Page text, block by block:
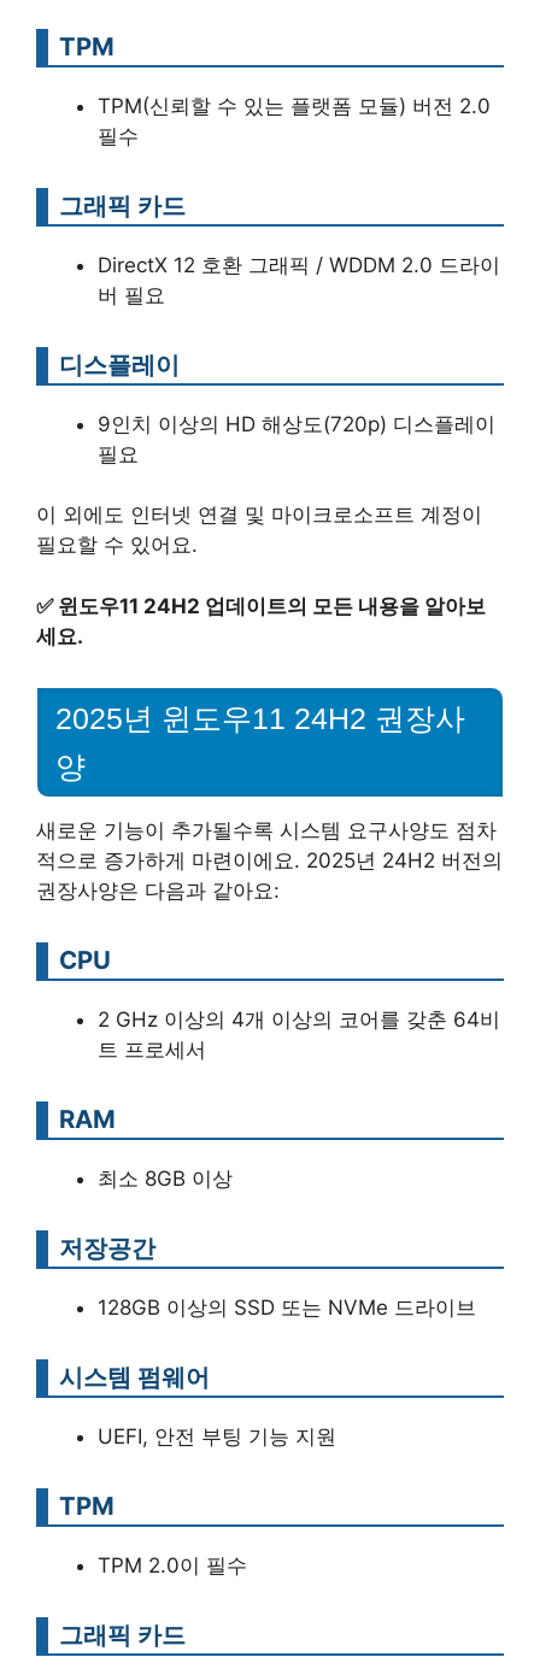
TPM
TPM(신뢰할 수 있는 플랫폼 모듈) 버전 2.0
필수
그래픽 카드
DirectX 12 호환 그래픽 / WDDM 2.0 드라이
버 필요
디스플레이
9인치 이상의 HD 해상도(720p) 디스플레이
필요
이 외에도 인터넷 연결 및 마이크로소프트 계정이
필요할 수 있어요.
✅ 윈도우11 24H2 업데이트의 모든 내용을 알아보
세요.
2025년 윈도우11 24H2 권장사
양
새로운 기능이 추가될수록 시스템 요구사양도 점차
적으로 증가하게 마련이에요. 2025년 24H2 버전의
권장사양은 다음과 같아요:
CPU
2 GHz 이상의 4개 이상의 코어를 갖춘 64비
트 프로세서
RAM
최소 8GB 이상
저장공간
128GB 이상의 SSD 또는 NVMe 드라이브
시스템 펌웨어
UEFI, 안전 부팅 기능 지원
TPM
TPM 2.0이 필수
그래픽 카드